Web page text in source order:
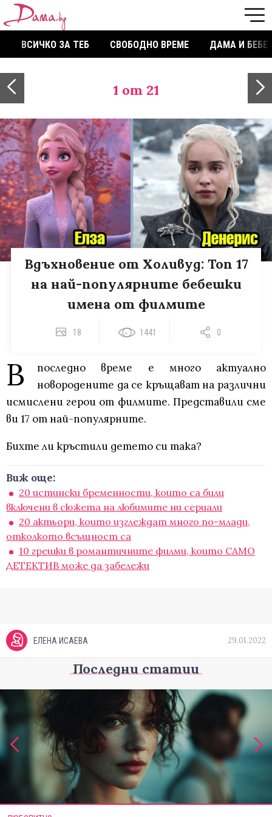
ВСИЧКО ЗА ТЕБ СВОБОДНО ВРЕМЕ ДАМА И БЕБЕ
1 от 21
Вдъхновение от Холивуд: Топ 17
на най-популярните бебешки
имена от филмите
18 1441 0
В
последно време е много актуално
новородените да се кръщават на различни
исмислени герои от филмите. Представили сме
ви 17 от най-популярните.
Бихте ли кръстили детето си така?
Виж още:
20 истински бременности, които са били
включени в сюжета на любимите ни сериали
20 актьори, които изглеждат много по-млади,
отколкото всъщност са
10 грешки в романтичните филми, които САМО
ДЕТЕКТИВ може да забележи
ЕЛЕНА ИСАЕВА 29.01.2022
Последни статии